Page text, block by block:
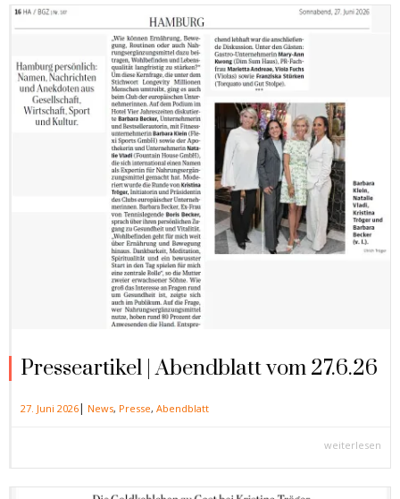
Presseartikel | Abendblatt vom 27.6.26
27. Juni 2026| News, Presse, Abendblatt
weiterlesen